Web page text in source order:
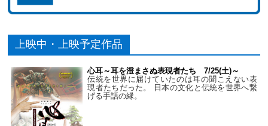
上映中・上映予定作品
心耳～耳を澄まさぬ表現者たち 7/25(土)～
伝統を世界に届けていたのは耳の聞こえない表
現者たちだった。 日本の文化と伝統を世界へ繋
げる手話の縁。